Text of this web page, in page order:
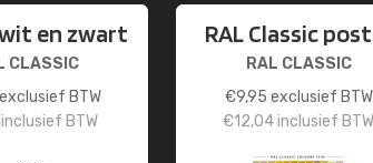
wit en zwart
CLASSIC
exclusief BTW
inclusief BTW
RAL Classic
RAL CLASSIC
€9,95 exclusief BTW
€12,04inclusief BTW